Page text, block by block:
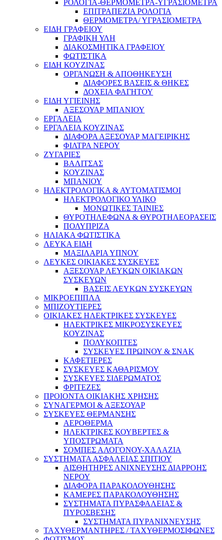
ΡΟΛΟΓΙΑ-ΘΕΡΜΟΜΕΤΡΑ-ΥΓΡΑΣΙΟΜΕΤΡΑ
ΕΠΙΤΡΑΠΕΖΙΑ ΡΟΛΟΓΙΑ
ΘΕΡΜΟΜΕΤΡΑ/ ΥΓΡΑΣΙΟΜΕΤΡΑ
ΕΙΔΗ ΓΡΑΦΕΙΟΥ
ΓΡΑΦΙΚΗ ΥΛΗ
ΔΙΑΚΟΣΜΗΤΙΚΑ ΓΡΑΦΕΙΟΥ
ΦΩΤΙΣΤΙΚΑ
ΕΙΔΗ ΚΟΥΖΙΝΑΣ
ΟΡΓΑΝΩΣΗ & ΑΠΟΘΗΚΕΥΣΗ
ΔΙΑΦΟΡΕΣ ΒΑΣΕΙΣ & ΘΗΚΕΣ
ΔΟΧΕΙΑ ΦΑΓΗΤΟΥ
ΕΙΔΗ ΥΓΙΕΙΝΗΣ
ΑΞΕΣΟΥΑΡ ΜΠΑΝΙΟΥ
ΕΡΓΑΛΕΙΑ
ΕΡΓΑΛΕΙΑ ΚΟΥΖΙΝΑΣ
ΔΙΑΦΟΡΑ ΑΞΕΣΟΥΑΡ ΜΑΓΕΙΡΙΚΗΣ
ΦΙΛΤΡΑ ΝΕΡΟΥ
ΖΥΓΑΡΙΕΣ
ΒΑΛΙΤΣΑΣ
ΚΟΥΖΙΝΑΣ
ΜΠΑΝΙΟΥ
ΗΛΕΚΤΡΟΛΟΓΙΚΑ & ΑΥΤΟΜΑΤΙΣΜΟΙ
ΗΛΕΚΤΡΟΛΟΓΙΚΟ ΥΛΙΚΟ
ΜΟΝΩΤΙΚΕΣ ΤΑΙΝΙΕΣ
ΘΥΡΟΤΗΛΕΦΩΝΑ & ΘΥΡΟΤΗΛΕΟΡΑΣΕΙΣ
ΠΟΛΥΠΡΙΖΑ
ΗΛΙΑΚΑ ΦΩΤΙΣΤΙΚΑ
ΛΕΥΚΑ ΕΙΔΗ
ΜΑΞΙΛΑΡΙΑ ΥΠΝΟΥ
ΛΕΥΚΕΣ ΟΙΚΙΑΚΕΣ ΣΥΣΚΕΥΕΣ
ΑΞΕΣΟΥΑΡ ΛΕΥΚΩΝ ΟΙΚΙΑΚΩΝ
ΣΥΣΚΕΥΩΝ
ΒΑΣΕΙΣ ΛΕΥΚΩΝ ΣΥΣΚΕΥΩΝ
ΜΙΚΡΟΕΠΙΠΛΑ
ΜΠΙΖΟΥΤΙΕΡΕΣ
ΟΙΚΙΑΚΕΣ ΗΛΕΚΤΡΙΚΕΣ ΣΥΣΚΕΥΕΣ
ΗΛΕΚΤΡΙΚΕΣ ΜΙΚΡΟΣΥΣΚΕΥΕΣ
ΚΟΥΖΙΝΑΣ
ΠΟΛΥΚΟΠΤΕΣ
ΣΥΣΚΕΥΕΣ ΠΡΩΙΝΟΥ & ΣΝΑΚ
ΚΑΦΕΤΙΕΡΕΣ
ΣΥΣΚΕΥΕΣ ΚΑΘΑΡΙΣΜΟΥ
ΣΥΣΚΕΥΕΣ ΣΙΔΕΡΩΜΑΤΟΣ
ΦΡΙΤΕΖΕΣ
ΠΡΟΙΟΝΤΑ ΟΙΚΙΑΚΗΣ ΧΡΗΣΗΣ
ΣΥΝΑΓΕΡΜΟΙ & ΑΞΕΣΟΥΑΡ
ΣΥΣΚΕΥΕΣ ΘΕΡΜΑΝΣΗΣ
ΑΕΡΟΘΕΡΜΑ
ΗΛΕΚΤΡΙΚΕΣ ΚΟΥΒΕΡΤΕΣ &
ΥΠΟΣΤΡΩΜΑΤΑ
ΣΟΜΠΕΣ ΑΛΟΓΟΝΟΥ-ΧΑΛΑΖΙΑ
ΣΥΣΤΗΜΑΤΑ ΑΣΦΑΛΕΙΑΣ ΣΠΙΤΙΟΥ
ΑΙΣΘΗΤΗΡΕΣ ΑΝΙΧΝΕΥΣΗΣ ΔΙΑΡΡΟΗΣ
ΝΕΡΟΥ
ΔΙΑΦΟΡΑ ΠΑΡΑΚΟΛΟΥΘΗΣΗΣ
ΚΑΜΕΡΕΣ ΠΑΡΑΚΟΛΟΥΘΗΣΗΣ
ΣΥΣΤΗΜΑΤΑ ΠΥΡΑΣΦΑΛΕΙΑΣ &
ΠΥΡΟΣΒΕΣΗΣ
ΣΥΣΤΗΜΑΤΑ ΠΥΡΑΝΙΧΝΕΥΣΗΣ
ΤΑΧΥΘΕΡΜΑΝΤΗΡΕΣ / ΤΑΧΥΘΕΡΜΟΣΙΦΩΝΕΣ